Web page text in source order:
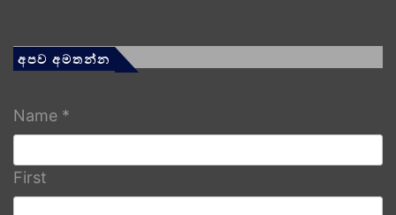
අපව අමතන්න
Name *
First